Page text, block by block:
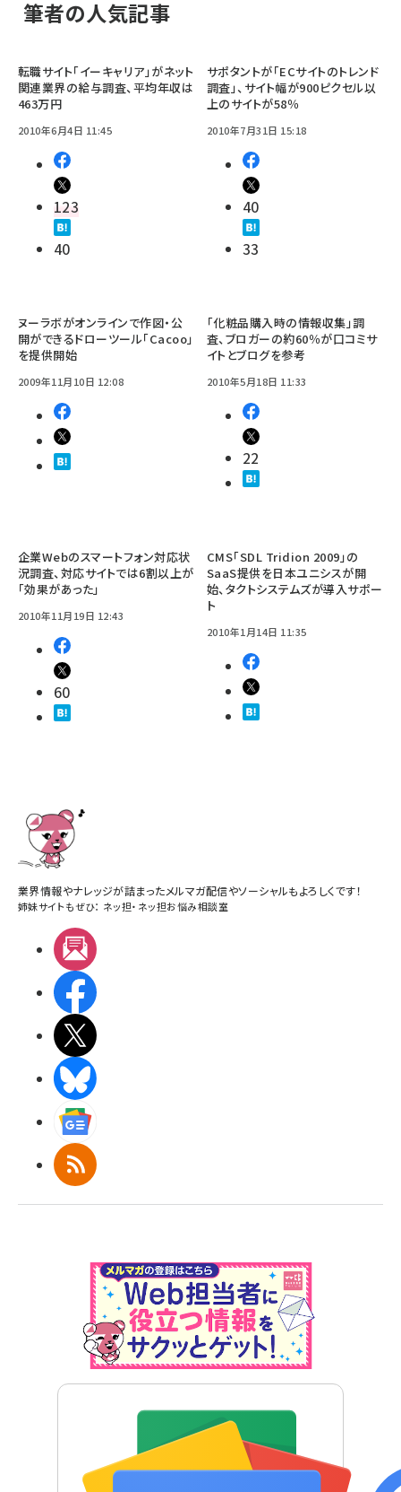
筆者の人気記事
転職サイト「イーキャリア」がネット
関連業界の給与調査、平均年収は
463万円
2010年6月4日 11:45
123
40
サポタントが「ECサイトのトレンド
調査」、サイト幅が900ピクセル以
上のサイトが58％
2010年7月31日 15:18
40
33
ヌーラボがオンラインで作図・公
開ができるドローツール「Cacoo」
を提供開始
2009年11月10日 12:08
「化粧品購入時の情報収集」調
査、ブロガーの約60％が口コミサ
イトとブログを参考
2010年5月18日 11:33
22
企業Webのスマートフォン対応状
況調査、対応サイトでは6割以上が
「効果があった」
2010年11月19日 12:43
60
CMS「SDL Tridion 2009」の
SaaS提供を日本ユニシスが開
始、タクトシステムズが導入サポー
ト
2010年1月14日 11:35
業界情報やナレッジが詰まったメルマガ配信やソーシャルもよろしくです！
姉妹サイトもぜひ： ネッ担・ ネッ担お悩み相談室
RSS